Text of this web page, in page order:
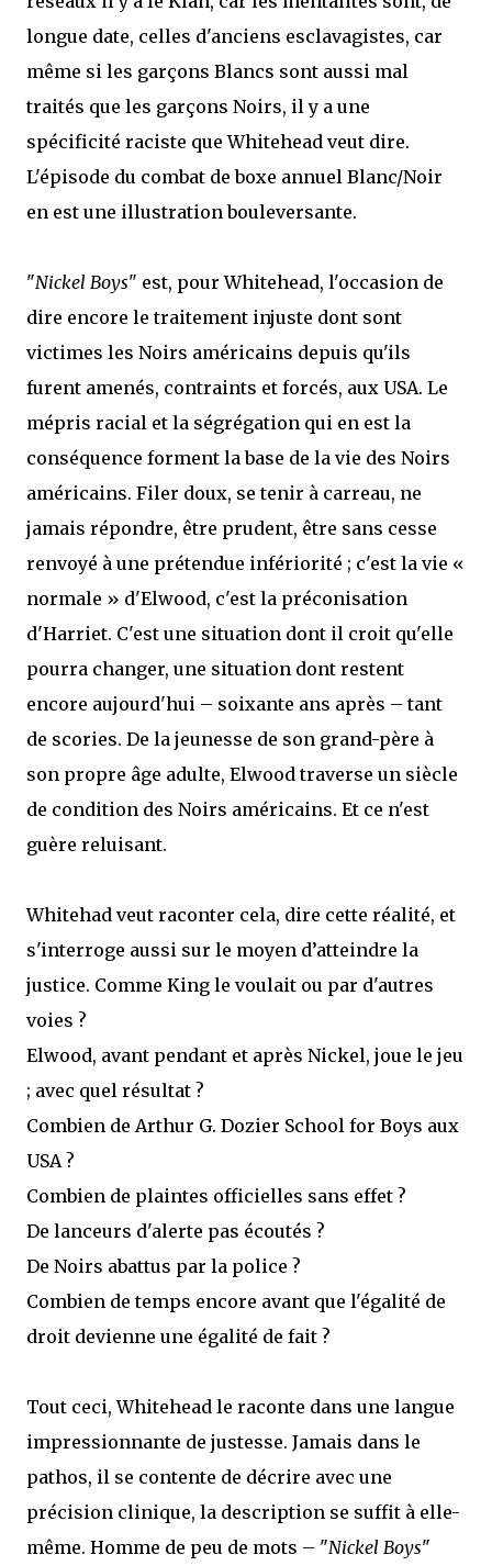
longue date, celles d'anciens esclavagistes, car
même si les garçons Blancs sont aussi mal
traités que les garçons Noirs, il y a une
spécificité raciste que Whitehead veut dire.
L'épisode du combat de boxe annuel Blanc/Noir
en est une illustration bouleversante.
"Nickel Boys" est, pour Whitehead, l'occasion de
dire encore le traitement injuste dont sont
victimes les Noirs américains depuis qu'ils
furent amenés, contraints et forcés, aux USA. Le
mépris racial et la ségrégation qui en est la
conséquence forment la base de la vie des Noirs
américains. Filer doux, se tenir à carreau, ne
jamais répondre, être prudent, être sans cesse
renvoyé à une prétendue infériorité ; c'est la vie «
normale » d'Elwood, c'est la préconisation
d'Harriet. C'est une situation dont il croit qu'elle
pourra changer, une situation dont restent
encore aujourd'hui – soixante ans après – tant
de scories. De la jeunesse de son grand-père à
son propre âge adulte, Elwood traverse un siècle
de condition des Noirs américains. Et ce n'est
guère reluisant.
Whitehad veut raconter cela, dire cette réalité, et
s'interroge aussi sur le moyen d’atteindre la
justice. Comme King le voulait ou par d'autres
voies ?
Elwood, avant pendant et après Nickel, joue le jeu
; avec quel résultat ?
Combien de Arthur G. Dozier School for Boys aux
USA ?
Combien de plaintes officielles sans effet ?
De lanceurs d'alerte pas écoutés ?
De Noirs abattus par la police ?
Combien de temps encore avant que l'égalité de
droit devienne une égalité de fait ?
Tout ceci, Whitehead le raconte dans une langue
impressionnante de justesse. Jamais dans le
pathos, il se contente de décrire avec une
précision clinique, la description se suffit à elle-
même. Homme de peu de mots – "Nickel Boys"